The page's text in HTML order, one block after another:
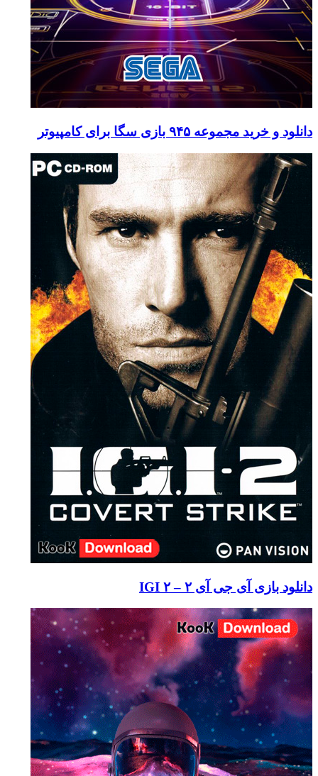
دانلود و خرید مجموعه ۹۴۵ بازی سگا برای کامپیوتر
دانلود بازی آی جی آی ۲ – IGI ۲